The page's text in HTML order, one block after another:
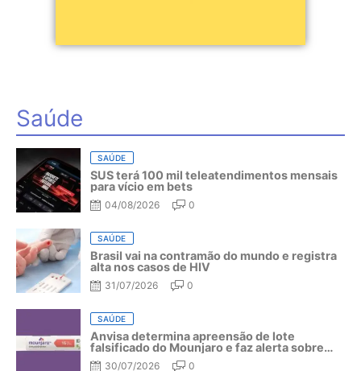
Saúde
SAÚDE
SUS terá 100 mil teleatendimentos mensais
para vício em bets
04/08/2026 0
SAÚDE
Brasil vai na contramão do mundo e registra
alta nos casos de HIV
31/07/2026 0
SAÚDE
Anvisa determina apreensão de lote
falsificado do Mounjaro e faz alerta sobre
riscos do medicamento
30/07/2026 0